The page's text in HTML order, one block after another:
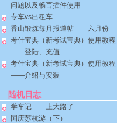
问题以及畅言插件使用
专车vs出租车
香山锻炼每月报道帖——六月份
考仕宝典（新考试宝典）使用教程
——登陆、充值
考仕宝典（新考试宝典）使用教程
——介绍与安装
随机日志
学车记——上大路了
国庆苏杭游（下）